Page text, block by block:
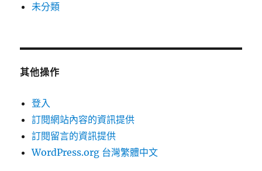
未分類
其他操作
登入
訂閱網站內容的資訊提供
訂閱留言的資訊提供
WordPress.org 台灣繁體中文